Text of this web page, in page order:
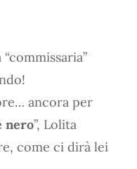
ancora per
nero”, Lolita
come ci dirà lei